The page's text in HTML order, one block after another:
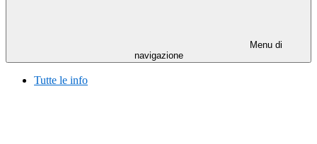
Menu di
navigazione
Tutte le info